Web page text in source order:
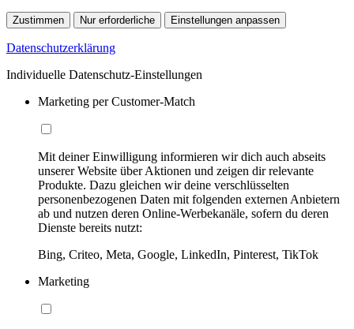
Zustimmen Nur erforderliche Einstellungen anpassen
Datenschutzerklärung
Individuelle Datenschutz-Einstellungen
Marketing per Customer-Match
Mit deiner Einwilligung informieren wir dich auch abseits
unserer Website über Aktionen und zeigen dir relevante
Produkte. Dazu gleichen wir deine verschlüsselten
personenbezogenen Daten mit folgenden externen Anbietern
ab und nutzen deren Online-Werbekanäle, sofern du deren
Dienste bereits nutzt:
Bing, Criteo, Meta, Google, LinkedIn, Pinterest, TikTok
Marketing